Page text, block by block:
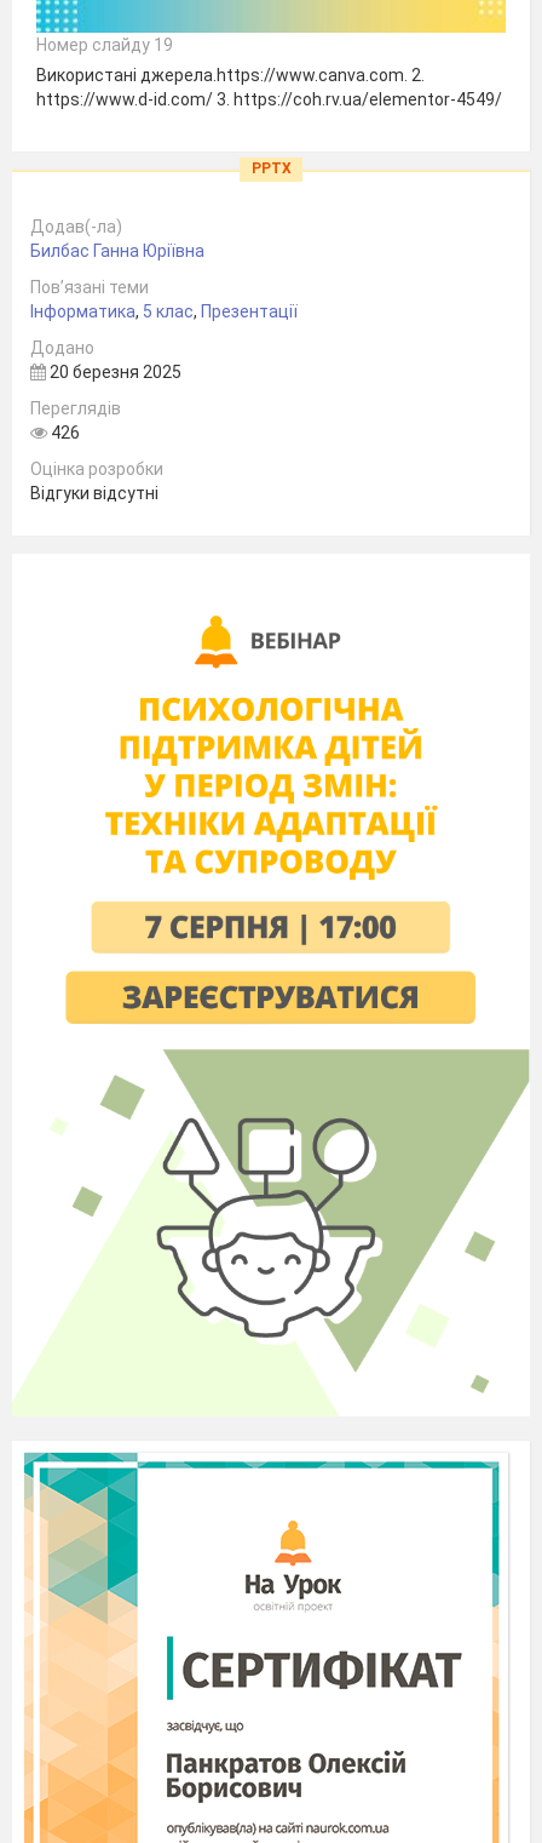
Номер слайду 19
Використані джерела.https://www.canva.com. 2.
https://www.d-id.com/ 3. https://coh.rv.ua/elementor-4549/
PPTX
Додав(-ла)
Билбас Ганна Юріївна
Пов’язані теми
Інформатика, 5 клас, Презентації
Додано
20 березня 2025
Переглядів
426
Оцінка розробки
Відгуки відсутні